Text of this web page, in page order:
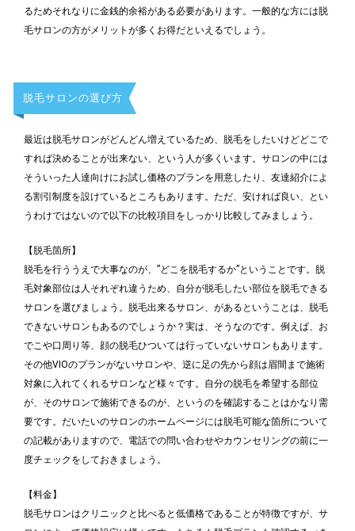
るためそれなりに金銭的余裕がある必要があります。一般的な方には脱
毛サロンの方がメリットが多くお得だといえるでしょう。
脱毛サロンの選び方
最近は脱毛サロンがどんどん増えているため、脱毛をしたいけどどこで
すれば決めることが出来ない、という人が多くいます。サロンの中には
そういった人達向けにお試し価格のプランを用意したり、友達紹介によ
る割引制度を設けているところもあります。ただ、安ければ良い、とい
うわけではないので以下の比較項目をしっかり比較してみましょう。
【脱毛箇所】
脱毛を行ううえで大事なのが、”どこを脱毛するか”ということです。脱
毛対象部位は人それぞれ違うため、自分が脱毛したい部位を脱毛できる
サロンを選びましょう。脱毛出来るサロン、があるということは、脱毛
できないサロンもあるのでしょうか？実は、そうなのです。例えば、お
でこや口周り等、顔の脱毛ひついては行っていないサロンもあります。
その他VIOのプランがないサロンや、逆に足の先から顔は眉間まで施術
対象に入れてくれるサロンなど様々です。自分の脱毛を希望する部位
が、そのサロンで施術できるのが、というのを確認することはかなり需
要です。だいたいのサロンのホームページには脱毛可能な箇所について
の記載がありますので、電話での問い合わせやカウンセリングの前に一
度チェックをしておきましょう。
【料金】
脱毛サロンはクリニックと比べると低価格であることが特徴ですが、サ